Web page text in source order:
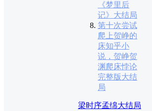
《梦里后
记》大结局
第十次尝试
爬上贺峥的
床知乎小
说，贺峥贺
渊爬床悖论
完整版大结
局
梁时序孟绵大结局